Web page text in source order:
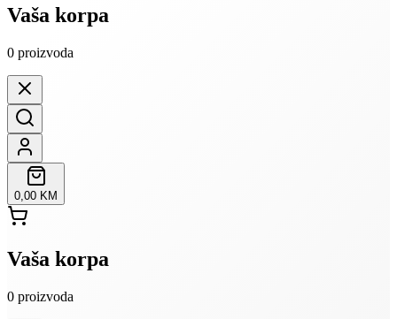
Vaša korpa
0 proizvoda
0,00 KM
Vaša korpa
0 proizvoda